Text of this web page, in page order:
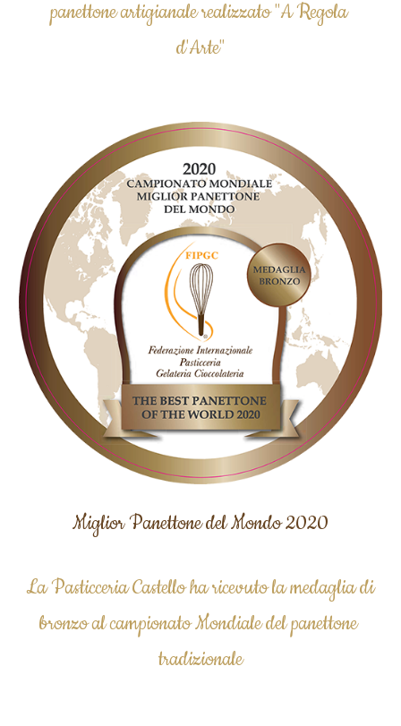
panettone artigianale realizzato "A Regola
d'Arte"
Miglior Panettone del Mondo 2020
La Pasticceria Castello ha ricevuto la medaglia di
bronzo al campionato Mondiale del panettone
tradizionale